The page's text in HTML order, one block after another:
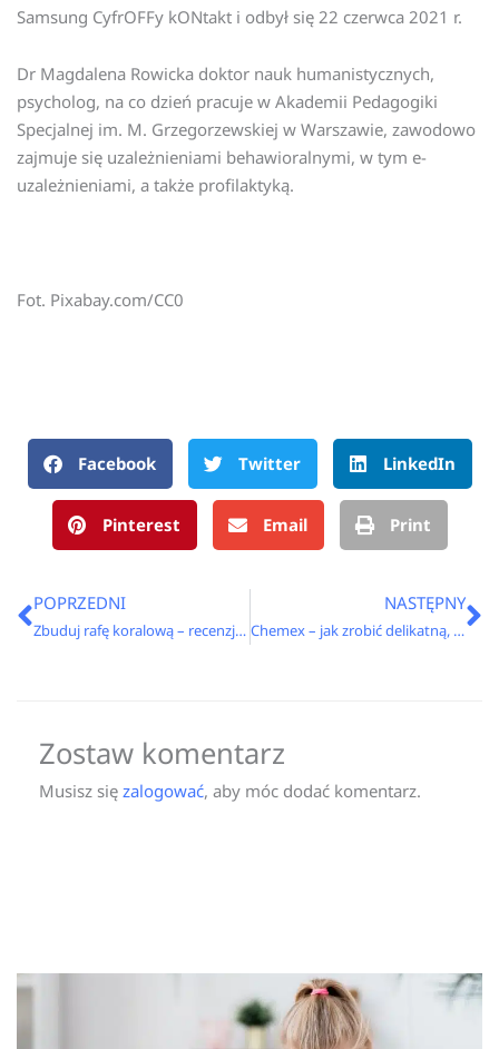
Samsung CyfrOFFy kONtakt i odbył się 22 czerwca 2021 r.
Dr Magdalena Rowicka doktor nauk humanistycznych,
psycholog, na co dzień pracuje w Akademii Pedagogiki
Specjalnej im. M. Grzegorzewskiej w Warszawie, zawodowo
zajmuje się uzależnieniami behawioralnymi, w tym e-
uzależnieniami, a także profilaktyką.
Fot. Pixabay.com/CC0
Facebook Twitter LinkedIn
Pinterest Email Print
Prev
POPRZEDNI
Zbuduj rafę koralową – recenzja gry Reef
NASTĘPNY
Chemex – jak zrobić delikatną, pełną smaku kawę?
Zostaw komentarz
Musisz się zalogować, aby móc dodać komentarz.